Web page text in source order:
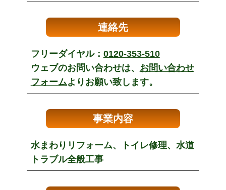
連絡先
フリーダイヤル： 0120-353-510
ウェブのお問い合わせは、 お問い合わせ
フォームよりお願い致します。
事業内容
水まわりリフォーム、トイレ修理、水道
トラブル全般工事